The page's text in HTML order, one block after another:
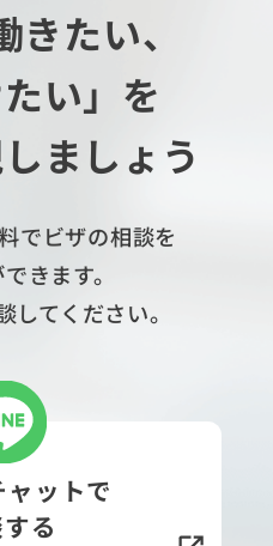
きたい、
い」を
ましょう
でビザの相談を
きます。
してください。
ットで
る